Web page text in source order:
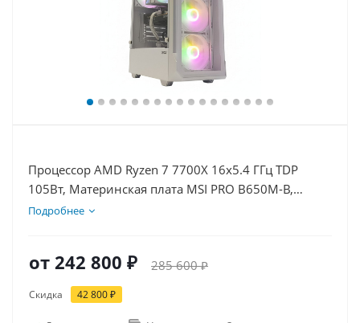
Процессор AMD Ryzen 7 7700X 16x5.4 ГГц TDP
105Вт, Материнская плата MSI PRO B650M-B,
Видеокарта RTX 5080 16Гб, Память DDR5 32Gb,
Подробнее
от 242 800 ₽ 285 600 ₽
Скидка 42 800 ₽